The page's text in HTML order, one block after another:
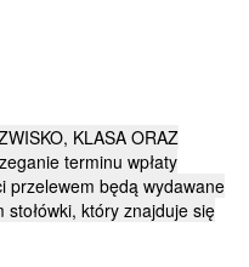
KLASA ORAZ
terminu wpłaty
przelewem będą wydawane
który znajduje się